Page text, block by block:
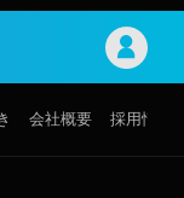
会社概要 採用情報